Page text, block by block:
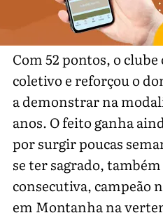
Com 52 pontos, o
coletivo e reforçou o
a demonstrar na
anos. O feito ganha
por surgir poucas
se ter sagrado,
consecutiva, campeão
em Montanha na